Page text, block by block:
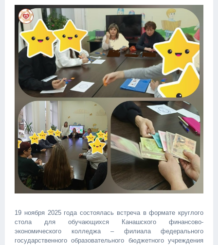
19 ноября 2025 года состоялась встреча в формате круглого
стола для обучающихся Канашского финансово-
экономического колледжа – филиала федерального
государственного образовательного бюджетного учреждения